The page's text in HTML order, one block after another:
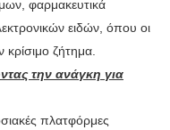
φαρμακευτικά
ειδών, όπου οι
κρίσιμο ζήτημα.
την ανάγκη για
πλατφόρμες